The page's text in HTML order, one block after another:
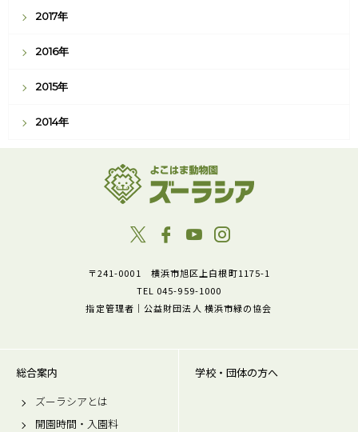
2017年
2016年
2015年
2014年
〒241-0001 横浜市旭区上白根町1175-1
TEL 045-959-1000
指定管理者｜公益財団法人 横浜市緑の協会
総合案内
ズーラシアとは
開園時間・入園料
学校・団体の方へ